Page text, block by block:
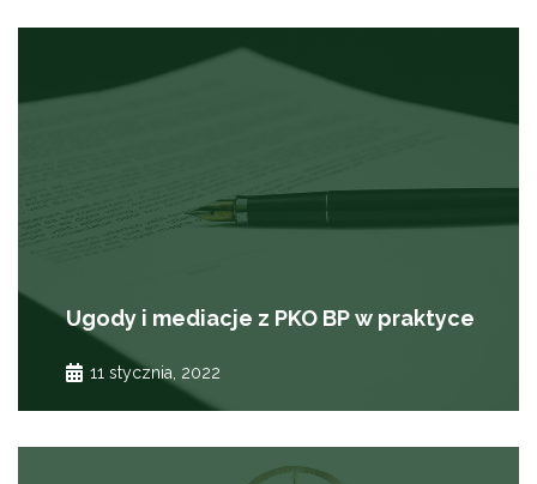
Ugody i mediacje z PKO BP w praktyce
11 stycznia, 2022